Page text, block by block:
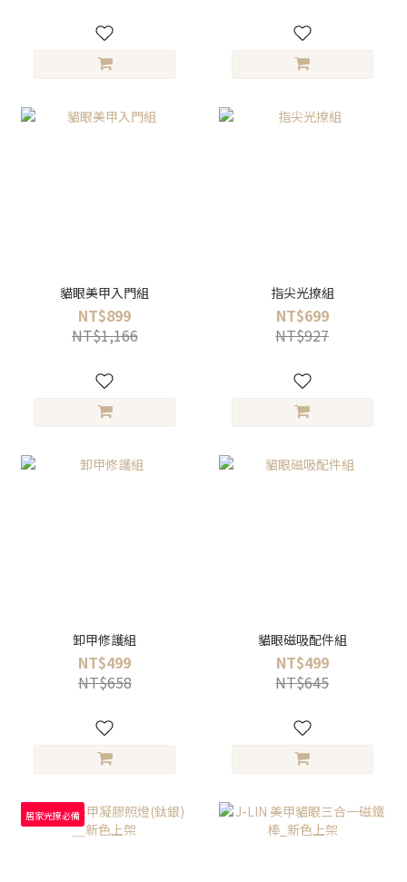
貓眼美甲入門組
NT$899
NT$1,166
指尖光撩組
NT$699
NT$927
卸甲修護組
NT$499
NT$658
貓眼磁吸配件組
NT$499
NT$645
居家光撩必備